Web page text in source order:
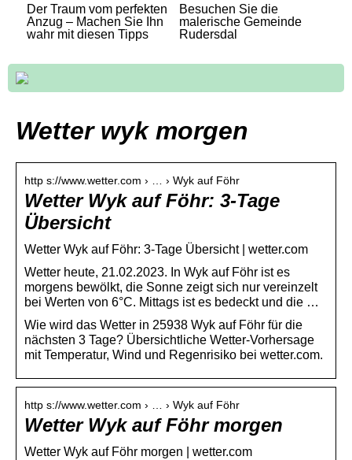
Der Traum vom perfekten
Anzug – Machen Sie Ihn
wahr mit diesen Tipps
Besuchen Sie die
malerische Gemeinde
Rudersdal
Wetter wyk morgen
http s://www.wetter.com › … › Wyk auf Föhr
Wetter Wyk auf Föhr: 3-Tage
Übersicht
Wetter Wyk auf Föhr: 3-Tage Übersicht | wetter.com
Wetter heute, 21.02.2023. In Wyk auf Föhr ist es
morgens bewölkt, die Sonne zeigt sich nur vereinzelt
bei Werten von 6°C. Mittags ist es bedeckt und die …
Wie wird das Wetter in 25938 Wyk auf Föhr für die
nächsten 3 Tage? Übersichtliche Wetter-Vorhersage
mit Temperatur, Wind und Regenrisiko bei wetter.com.
http s://www.wetter.com › … › Wyk auf Föhr
Wetter Wyk auf Föhr morgen
Wetter Wyk auf Föhr morgen | wetter.com